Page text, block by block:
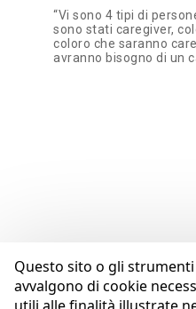
Questo sito o gli
avvalgono di cookie
“Vi sono 4 tipi di
sono stati caregiver,
coloro che saranno
avranno bisogno di un